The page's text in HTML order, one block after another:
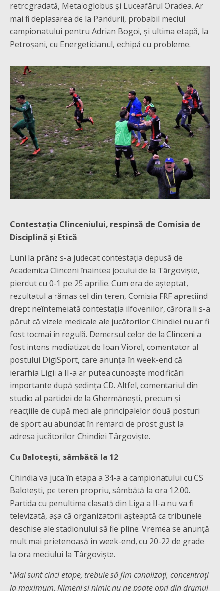
retrogradată, Metaloglobus și Luceafărul Oradea. Ar
mai fi deplasarea de la Pandurii, probabil meciul
campionatului pentru Adrian Bogoi, și ultima etapă, la
Petroșani, cu Energeticianul, echipă cu probleme.
Contestația Clinceniului, respinsă de Comisia de
Disciplină și Etică
Luni la prânz s-a judecat contestația depusă de
Academica Clinceni înaintea jocului de la Târgoviște,
pierdut cu 0-1 pe 25 aprilie. Cum era de așteptat,
rezultatul a rămas cel din teren, Comisia FRF apreciind
drept neîntemeiată contestația ilfovenilor, cărora li s-a
părut că vizele medicale ale jucătorilor Chindiei nu ar fi
fost tocmai în regulă. Demersul celor de la Clinceni a
fost intens mediatizat de Ioan Viorel, comentator al
postului DigiSport, care anunța în week-end că
ierarhia Ligii a II-a ar putea cunoaște modificări
importante după ședința CD. Altfel, comentariul din
studio al partidei de la Ghermănești, precum și
reacțiile de după meci ale principalelor două posturi
de sport au abundat în remarci de prost gust la
adresa jucătorilor Chindiei Târgoviște.
Cu Balotești, sâmbătă la 12
Chindia va juca în etapa a 34-a a campionatului cu CS
Balotești, pe teren propriu, sâmbătă la ora 12.00.
Partida cu penultima clasată din Liga a II-a nu va fi
televizată, așa că organizatorii așteaptă ca tribunele
deschise ale stadionului să fie pline. Vremea se anunță
mult mai prietenoasă în week-end, cu 20-22 de grade
la ora meciului la Târgoviște.
“Mai sunt cinci etape, trebuie să fim canalizaţi, concentraţi
la maximum. Nimeni şi nimic nu ne poate opri din drumul